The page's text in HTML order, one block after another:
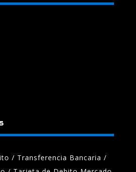
/ Transferencia Bancaria /